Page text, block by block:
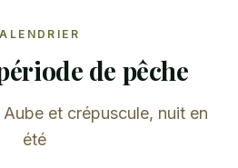
de pêche
et crépuscule, nuit en
été